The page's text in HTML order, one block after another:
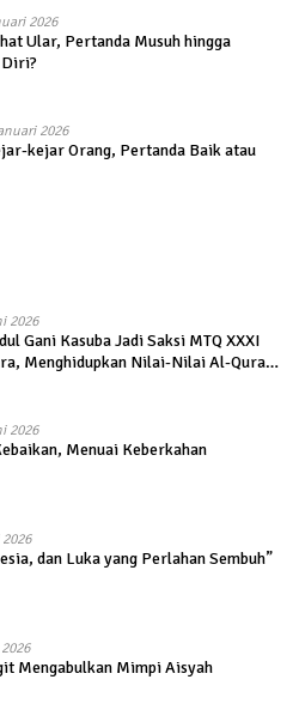
2026
Ular, Pertanda Musuh hingga
2026
kejar Orang, Pertanda Baik atau
2026
Gani Kasuba Jadi Saksi MTQ XXXI
Menghidupkan Nilai-Nilai Al-Quran
2026
Menuai Keberkahan
dan Luka yang Perlahan Sembuh”
Mengabulkan Mimpi Aisyah